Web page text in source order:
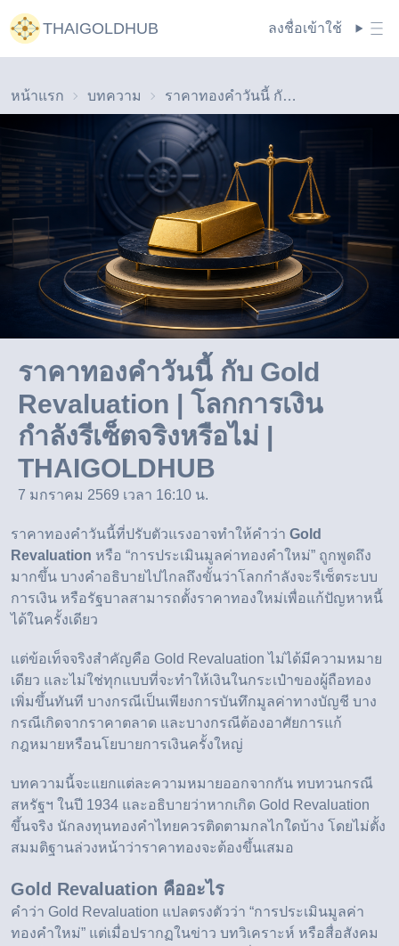
THAIGOLDHUB ลงชื่อเข้าใช้
หน้าแรก บทความ ราคาทองคำวันนี้ กับ Gold Revaluation | โลกการเงินกำลังรีเซ็ตจริงหรือไม่ | THAIGOLDHUB
ราคาทองคำวันนี้ กับ Gold
Revaluation | โลกการเงิน
กำลังรีเซ็ตจริงหรือไม่ |
THAIGOLDHUB
7 มกราคม 2569 เวลา 16:10 น.
ราคาทองคำวันนี้ที่ปรับตัวแรงอาจทำให้คำว่า Gold
Revaluation หรือ “การประเมินมูลค่าทองคำใหม่” ถูกพูดถึง
มากขึ้น บางคำอธิบายไปไกลถึงขั้นว่าโลกกำลังจะรีเซ็ตระบบ
การเงิน หรือรัฐบาลสามารถตั้งราคาทองใหม่เพื่อแก้ปัญหาหนี้
ได้ในครั้งเดียว
แต่ข้อเท็จจริงสำคัญคือ Gold Revaluation ไม่ได้มีความหมาย
เดียว และไม่ใช่ทุกแบบที่จะทำให้เงินในกระเป๋าของผู้ถือทอง
เพิ่มขึ้นทันที บางกรณีเป็นเพียงการบันทึกมูลค่าทางบัญชี บาง
กรณีเกิดจากราคาตลาด และบางกรณีต้องอาศัยการแก้
กฎหมายหรือนโยบายการเงินครั้งใหญ่
บทความนี้จะแยกแต่ละความหมายออกจากกัน ทบทวนกรณี
สหรัฐฯ ในปี 1934 และอธิบายว่าหากเกิด Gold Revaluation
ขึ้นจริง นักลงทุนทองคำไทยควรติดตามกลไกใดบ้าง โดยไม่ตั้ง
สมมติฐานล่วงหน้าว่าราคาทองจะต้องขึ้นเสมอ
Gold Revaluation คืออะไร
คำว่า Gold Revaluation แปลตรงตัวว่า “การประเมินมูลค่า
ทองคำใหม่” แต่เมื่อปรากฏในข่าว บทวิเคราะห์ หรือสื่อสังคม